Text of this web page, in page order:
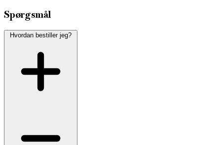
Spørgsmål
Hvordan bestiller jeg?